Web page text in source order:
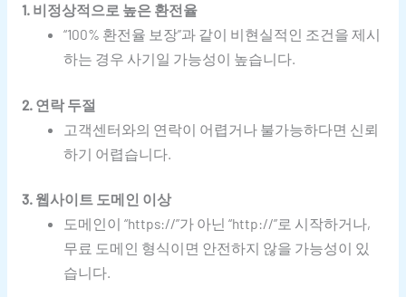
1. 비정상적으로 높은 환전율
“100% 환전율 보장”과 같이 비현실적인 조건을 제시
하는 경우 사기일 가능성이 높습니다.
2. 연락 두절
고객센터와의 연락이 어렵거나 불가능하다면 신뢰
하기 어렵습니다.
3. 웹사이트 도메인 이상
도메인이 “https://”가 아닌 “http://”로 시작하거나,
무료 도메인 형식이면 안전하지 않을 가능성이 있
습니다.